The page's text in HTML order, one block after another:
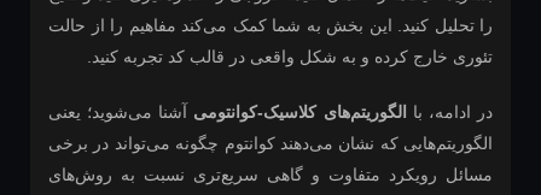
را تحلیل کنید. این بخش به شما کمک می‌کند مفاهیم را از حالت
تئوری خارج کرده و به شکل واقعی در قالب کد تجربه کنید.
در ادامه، با الگوریتم‌های کلاسیک-کوانتومی آشنا می‌شوید؛ یعنی
الگوریتم‌هایی که نشان می‌دهند کوانتوم چگونه می‌تواند در برخی
مسائل رویکرد متفاوت و گاهی سریع‌تری نسبت به روش‌های